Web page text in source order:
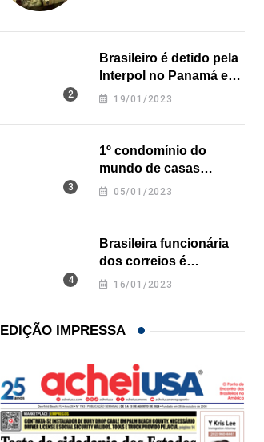
Brasileiro é detido pela
Interpol no Panamá e
pode pegar prisão
19/01/2023
1º condomínio do
mundo de casas
impressas em 3D é
05/01/2023
Brasileira funcionária
dos correios é
assassinada a facadas
16/01/2023
EDIÇÃO IMPRESSA